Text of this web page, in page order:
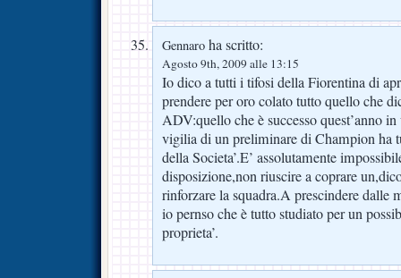
Gennaro ha scritto:
Agosto 9th, 2009 alle 13:15
Io dico a tutti i tifosi della Fiorentina di
prendere per oro colato tutto quello che
ADV:quello che è successo quest’anno
vigilia di un preliminare di Champion ha
della Societa’.E’ assolutamente
disposizione,non riuscire a coprare
rinforzare la squadra.A prescindere dalle
io pernso che è tutto studiato per un
proprieta’.